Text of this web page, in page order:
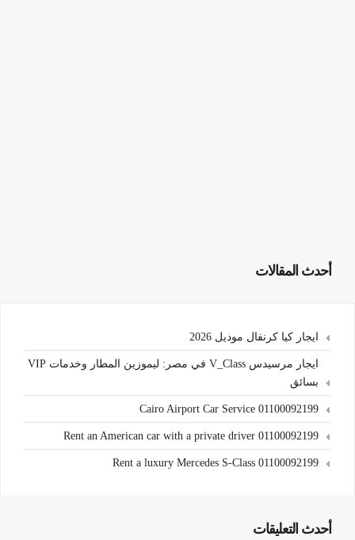
أحدث المقالات
ايجار كيا كرنفال موديل 2026
ايجار مرسيدس V_Class في مصر: ليموزين المطار وخدمات VIP
بسائق
Cairo Airport Car Service 01100092199
Rent an American car with a private driver 01100092199
Rent a luxury Mercedes S-Class 01100092199
أحدث التعليقات